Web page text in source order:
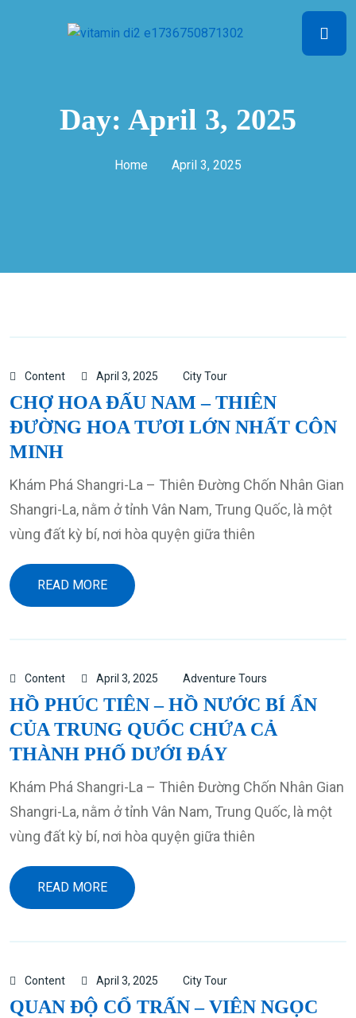
Day: April 3, 2025
Home April 3, 2025
Content April 3, 2025 City Tour
CHỢ HOA ĐẤU NAM – THIÊN
ĐƯỜNG HOA TƯƠI LỚN NHẤT CÔN
MINH
Khám Phá Shangri-La – Thiên Đường Chốn Nhân Gian
Shangri-La, nằm ở tỉnh Vân Nam, Trung Quốc, là một
vùng đất kỳ bí, nơi hòa quyện giữa thiên
READ MORE
Content April 3, 2025 Adventure Tours
HỒ PHÚC TIÊN – HỒ NƯỚC BÍ ẨN
CỦA TRUNG QUỐC CHỨA CẢ
THÀNH PHỐ DƯỚI ĐÁY
Khám Phá Shangri-La – Thiên Đường Chốn Nhân Gian
Shangri-La, nằm ở tỉnh Vân Nam, Trung Quốc, là một
vùng đất kỳ bí, nơi hòa quyện giữa thiên
READ MORE
Content April 3, 2025 City Tour
QUAN ĐỘ CỔ TRẤN – VIÊN NGỌC